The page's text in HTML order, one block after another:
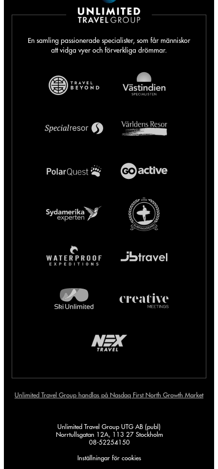
En samling passionerade specialister, som får människor
att vidga vyer och förverkliga drömmar.
Unlimited Travel Group handlas på Nasdaq First North Growth Market
Unlimited Travel Group UTG AB (publ)
Norrtullsgatan 12A, 113 27 Stockholm
08-52254150
Inställningar för cookies